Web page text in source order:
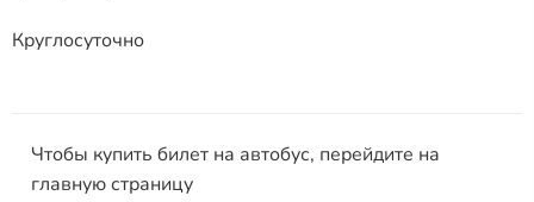
Круглосуточно
Чтобы купить билет на автобус, перейдите на
главную страницу